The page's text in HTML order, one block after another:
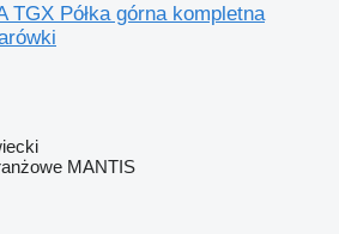
TGX Półka górna kompletna
MANTIS